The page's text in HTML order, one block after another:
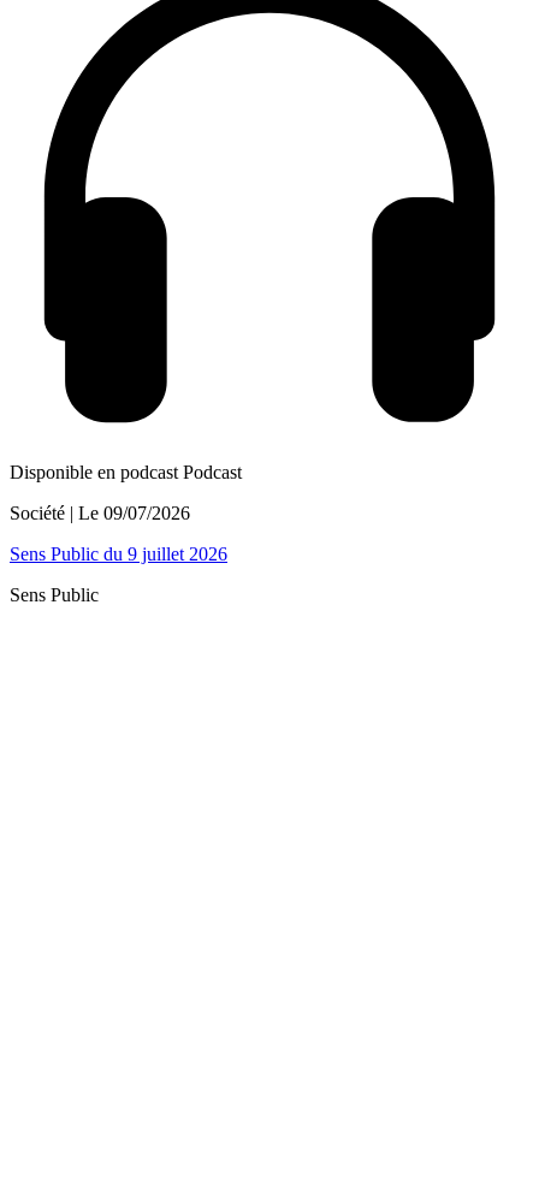
Disponible en podcast Podcast
Société | Le 09/07/2026
Sens Public du 9 juillet 2026
Sens Public